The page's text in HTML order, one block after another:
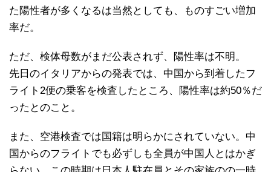
た陽性者が多くなるは当然としても、ものすごい増加
率だ。
ただ、検体母数がまだ公表されず、陽性率は不明。
先日のイタリアからの発表では、中国から到着したフ
ライト2便の乗客を検査したところ、陽性率は約50％だ
ったとのこと。
また、空港検査では国籍は明らかにされていない。中
国からのフライトでも必ずしも全員が中国人とはかぎ